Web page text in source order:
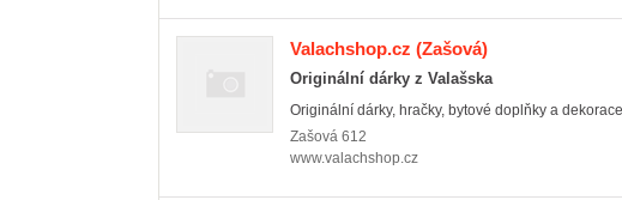
Valachshop.cz (Zašová)
Originální dárky z Valašska
Originální dárky, hračky, bytové doplňky a
Zašová 612
www.valachshop.cz